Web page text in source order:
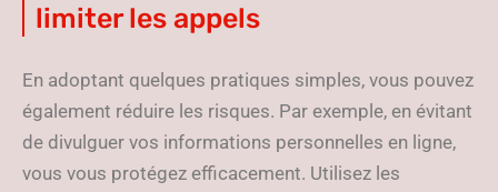
limiter les appels
En adoptant quelques pratiques simples, vous pouvez
également réduire les risques. Par exemple, en évitant
de divulguer vos informations personnelles en ligne,
vous vous protégez efficacement. Utilisez les